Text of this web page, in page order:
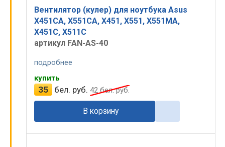
Вентилятор (кулер) для ноутбука Asus
X451CA, X551CA, X451, X551, X551MA,
X451C, X511C
артикул FAN-AS-40
подробнее
купить
35 бел. руб. 42бел. руб.
В корзину